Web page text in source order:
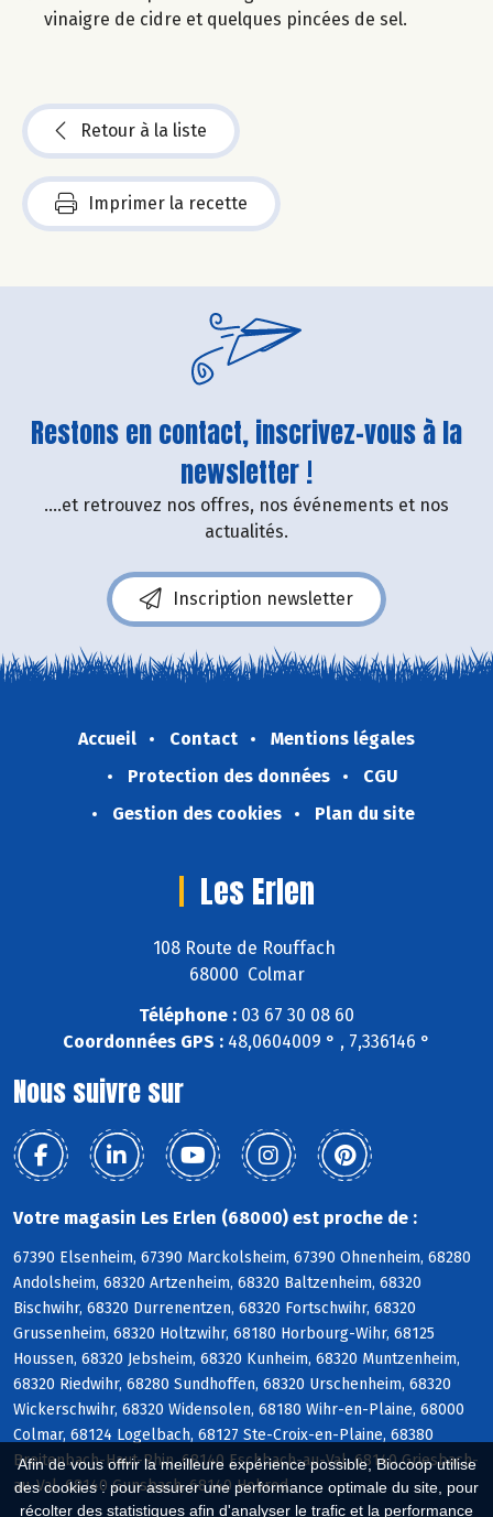
Afin de vous offrir la meilleure expérience possible, Biocoop utilise
des cookies : pour assurer une performance optimale du site, pour
récolter des statistiques afin d'analyser le trafic et la performance
vinaigre de cidre et quelques pincées de sel.
Retour à la liste
Imprimer la recette
Restons en contact, inscrivez-vous à la
newsletter !
....et retrouvez nos offres, nos événements et nos
actualités.
Inscription newsletter
Accueil Contact
Mentions légales
Protection des données
CGU
Gestion des cookies
Plan du site
Les Erlen
108 Route de Rouffach
68000 Colmar
Téléphone : 03 67 30 08 60
Coordonnées GPS : 48,0604009 ° , 7,336146 °
Nous suivre sur
Votre magasin Les Erlen (68000) est proche de :
67390 Elsenheim, 67390 Marckolsheim, 67390 Ohnenheim, 68280
Andolsheim, 68320 Artzenheim, 68320 Baltzenheim, 68320
Bischwihr, 68320 Durrenentzen, 68320 Fortschwihr, 68320
Grussenheim, 68320 Holtzwihr, 68180 Horbourg-Wihr, 68125
Houssen, 68320 Jebsheim, 68320 Kunheim, 68320 Muntzenheim,
68320 Riedwihr, 68280 Sundhoffen, 68320 Urschenheim, 68320
Wickerschwihr, 68320 Widensolen, 68180 Wihr-en-Plaine, 68000
Colmar, 68124 Logelbach, 68127 Ste-Croix-en-Plaine, 68380
Breitenbach-Haut-Rhin, 68140 Eschbach-au-Val, 68140 Griesbach-
au-Val, 68140 Gunsbach, 68140 Hohrod